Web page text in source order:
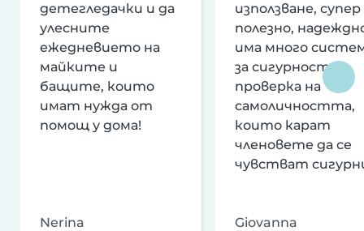
детегледачки и да
улесните
ежедневието на
майките и
бащите, които
имат нужда от
помощ у дома!
Nerina
използване, супер
полезно,
има много
за сигурност и
проверка на
самоличността,
които карат
членовете да се
чувстват
Giovanna